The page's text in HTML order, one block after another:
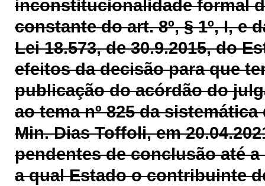
inconstitucionalidade formal
constante do art.8º, § 1º, I, e
Lei 18.573, de 30.9.2015, do
efeitos da decisão para que
publicação do acórdão do
ao tema nº 825 da
Min. Dias Toffoli, em
pendentes de conclusão até
a qual Estado o contribuinte